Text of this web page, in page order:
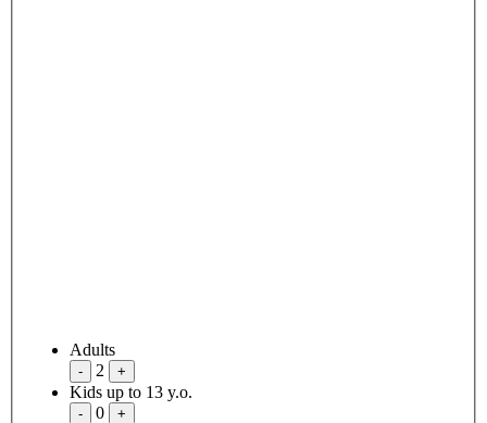
Adults
- 2 +
Kids up to 13 y.o.
- 0 +